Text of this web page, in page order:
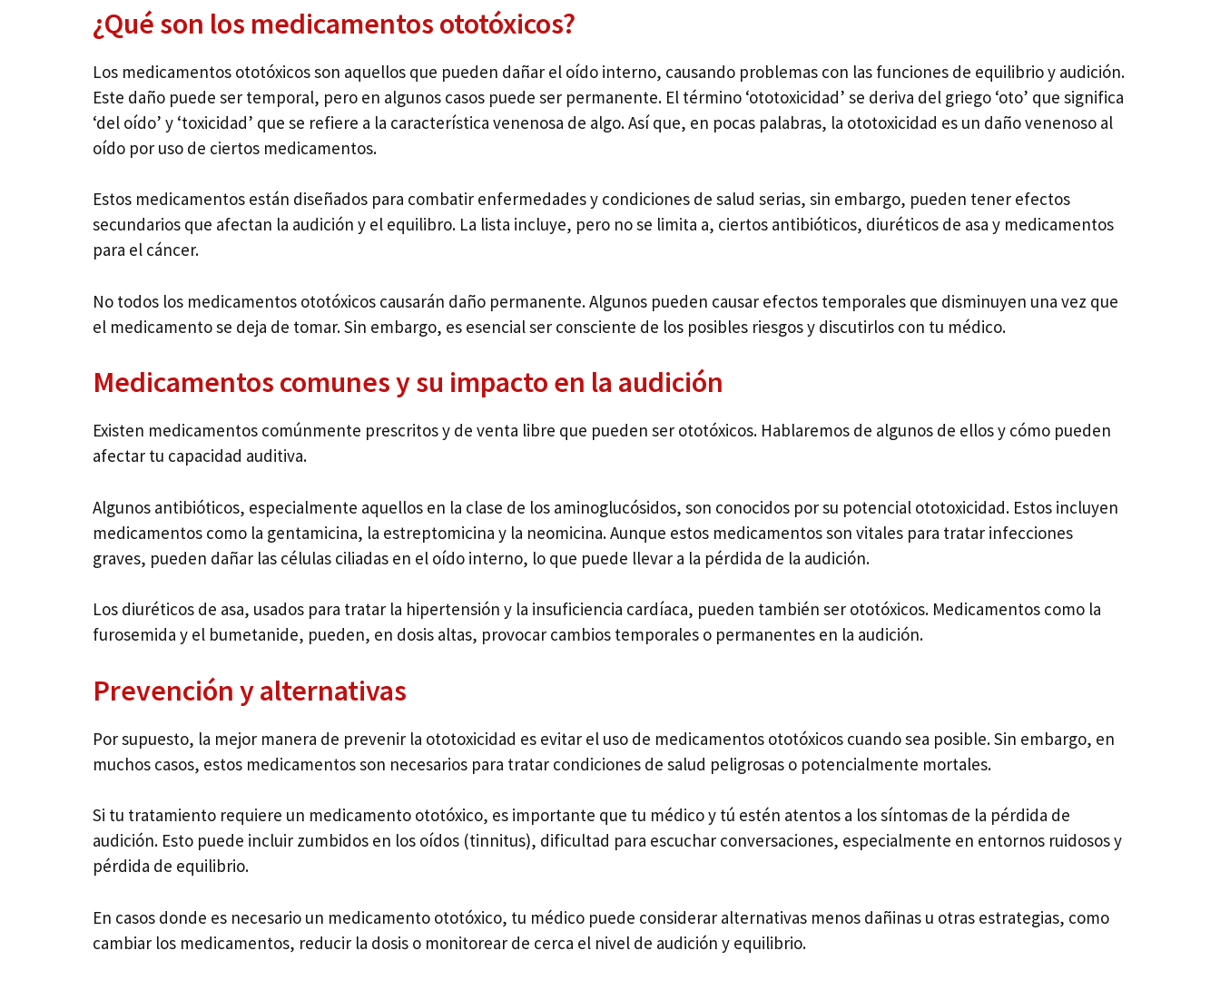
¿Qué son los medicamentos ototóxicos?
Los medicamentos ototóxicos son aquellos que pueden dañar el oído interno, causando problemas con las funciones de equilibrio y audición.
Este daño puede ser temporal, pero en algunos casos puede ser permanente. El término ‘ototoxicidad’ se deriva del griego ‘oto’ que significa
‘del oído’ y ‘toxicidad’ que se refiere a la característica venenosa de algo. Así que, en pocas palabras, la ototoxicidad es un daño venenoso al
oído por uso de ciertos medicamentos.
Estos medicamentos están diseñados para combatir enfermedades y condiciones de salud serias, sin embargo, pueden tener efectos
secundarios que afectan la audición y el equilibro. La lista incluye, pero no se limita a, ciertos antibióticos, diuréticos de asa y medicamentos
para el cáncer.
No todos los medicamentos ototóxicos causarán daño permanente. Algunos pueden causar efectos temporales que disminuyen una vez que
el medicamento se deja de tomar. Sin embargo, es esencial ser consciente de los posibles riesgos y discutirlos con tu médico.
Medicamentos comunes y su impacto en la audición
Existen medicamentos comúnmente prescritos y de venta libre que pueden ser ototóxicos. Hablaremos de algunos de ellos y cómo pueden
afectar tu capacidad auditiva.
Algunos antibióticos, especialmente aquellos en la clase de los aminoglucósidos, son conocidos por su potencial ototoxicidad. Estos incluyen
medicamentos como la gentamicina, la estreptomicina y la neomicina. Aunque estos medicamentos son vitales para tratar infecciones
graves, pueden dañar las células ciliadas en el oído interno, lo que puede llevar a la pérdida de la audición.
Los diuréticos de asa, usados para tratar la hipertensión y la insuficiencia cardíaca, pueden también ser ototóxicos. Medicamentos como la
furosemida y el bumetanide, pueden, en dosis altas, provocar cambios temporales o permanentes en la audición.
Prevención y alternativas
Por supuesto, la mejor manera de prevenir la ototoxicidad es evitar el uso de medicamentos ototóxicos cuando sea posible. Sin embargo, en
muchos casos, estos medicamentos son necesarios para tratar condiciones de salud peligrosas o potencialmente mortales.
Si tu tratamiento requiere un medicamento ototóxico, es importante que tu médico y tú estén atentos a los síntomas de la pérdida de
audición. Esto puede incluir zumbidos en los oídos (tinnitus), dificultad para escuchar conversaciones, especialmente en entornos ruidosos y
pérdida de equilibrio.
En casos donde es necesario un medicamento ototóxico, tu médico puede considerar alternativas menos dañinas u otras estrategias, como
cambiar los medicamentos, reducir la dosis o monitorear de cerca el nivel de audición y equilibrio.